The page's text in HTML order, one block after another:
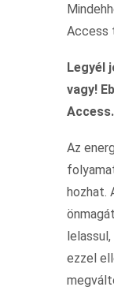
Access
Legyél
vagy!
Access.
Az
hozhat.
lelassul,
ezzel